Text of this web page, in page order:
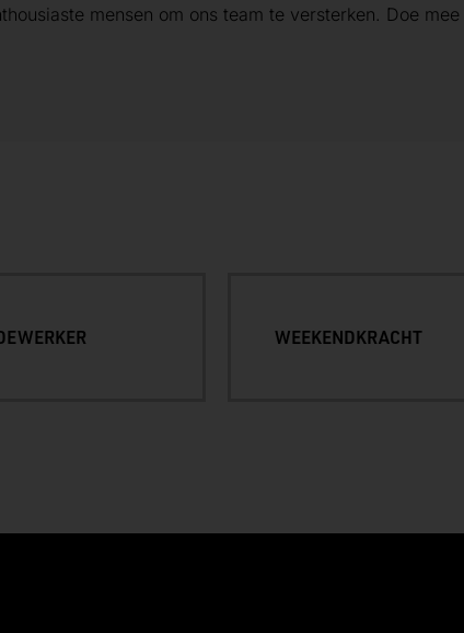
mensen om ons team te versterken. Doe
WEEKENDKRACHT